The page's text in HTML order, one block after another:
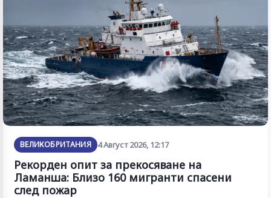
ВЕЛИКОБРИТАНИЯ 4 Август 2026, 12:17
Рекорден опит за прекосяване на
Ламанша: Близо 160 мигранти спасени
след пожар